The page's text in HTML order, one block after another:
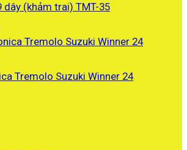
dây (khảm trai) TMT-35
Tremolo Suzuki Winner 24